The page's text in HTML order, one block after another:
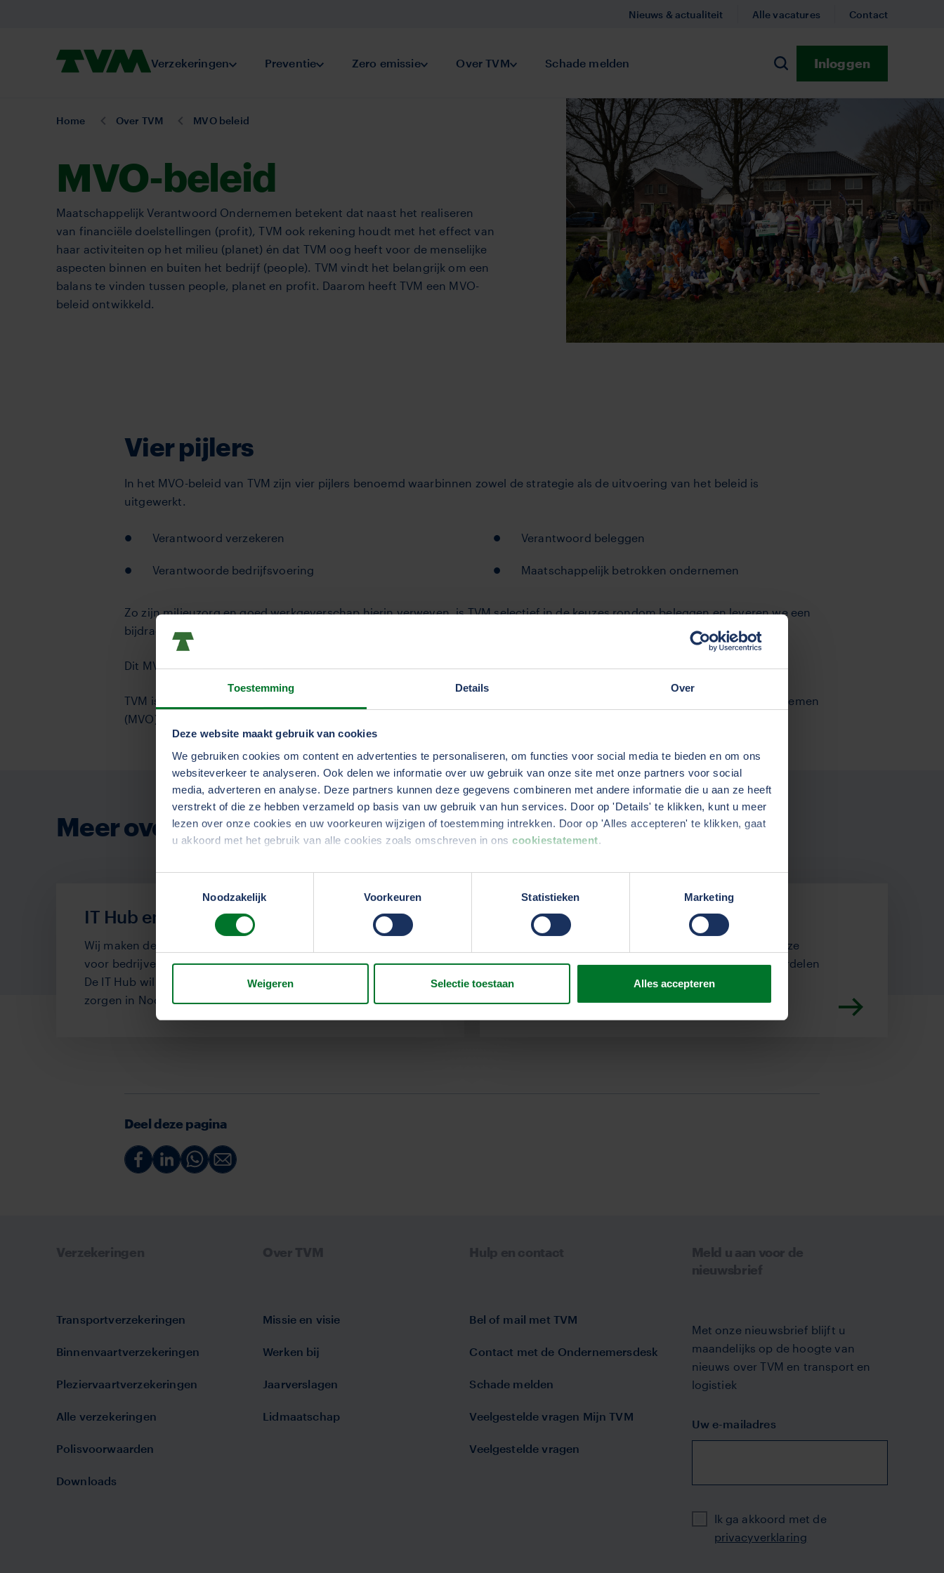
Toestemming Details Over
Deze website maakt gebruik van cookies
We gebruiken cookies om content en advertenties te personaliseren, om functies voor social media te bieden en om ons
websiteverkeer te analyseren. Ook delen we informatie over uw gebruik van onze site met onze partners voor social
media, adverteren en analyse. Deze partners kunnen deze gegevens combineren met andere informatie die u aan ze heeft
verstrekt of die ze hebben verzameld op basis van uw gebruik van hun services. Door op 'Details' te klikken, kunt u meer
lezen over onze cookies en uw voorkeuren wijzigen of toestemming intrekken. Door op 'Alles accepteren' te klikken, gaat
u akkoord met het gebruik van alle cookies zoals omschreven in ons cookiestatement.
We werken samen met die uw gegevens kunnen ontvangen en verwerken.
Noodzakelijk
Voorkeuren Statistieken Marketing
Weigeren Selectie toestaan Alles accepteren
Homepage,
VerzekeringenSubmenu Verzekeringen
PreventieSubmenu Preventie
Zero emissieSubmenu Zero emissie
Over TVMSubmenu Over TVM
Schade melden
Zoeken
Inloggen
Nieuws & actualiteit Alle vacatures Contact
U
Home Over TVM MVO beleid
MVO-beleid
Maatschappelijk Verantwoord Ondernemen betekent dat naast het realiseren
van financiële doelstellingen (profit), TVM ook rekening houdt met het effect van
haar activiteiten op het milieu (planet) én dat TVM oog heeft voor de menselijke
aspecten binnen en buiten het bedrijf (people). TVM vindt het belangrijk om een
balans te vinden tussen people, planet en profit. Daarom heeft TVM een MVO-
beleid ontwikkeld.
Vier pijlers
In het MVO-beleid van TVM zijn vier pijlers benoemd waarbinnen zowel de strategie als de uitvoering van het beleid is
uitgewerkt.
Verantwoord verzekeren Verantwoord beleggen
Verantwoorde bedrijfsvoering Maatschappelijk betrokken ondernemen
Zo zijn milieuzorg en goed werkgeverschap hierin verweven, is TVM selectief in de keuzes rondom beleggen en leveren we een
bijdrage aan verschillende maatschappelijke initiatieven.
Dit MVO-beleid wordt in alle bedrijfsprocessen verankerd en waar mogelijk doorontwikkeld.
TVM is partner van MVO Nederland, de nationale kennis- en netwerkorganisatie voor maatschappelijk verantwoord ondernemen
(MVO). Als coöperatie heeft TVM een lange termijn visie, waarbij duurzaamheid belangrijk is.
Meer over TVM
IT Hub en TVM
Wij maken deel uit van de IT Hub, een IT-innovatieplatform
voor bedrijven, studenten, onderzoekers en overheden.
De IT Hub wil voor versnelling van de digitale transitie
zorgen in Noord Nederland.
Werken bij TVM
Op zoek naar een uitdagende baan bij een ambitieuze
organisatie? Bekijk dan hier de vacatures en de voordelen
van werken bij TVM.
Deel deze pagina
Deel Deel Deel Deel
Transportverzekeringen
Binnenvaartverzekeringen
Pleziervaartverzekeringen
Alle verzekeringen
Polisvoorwaarden
Downloads
Missie en visie
Werken bij
Jaarverslagen
Lidmaatschap
Bel of mail met TVM
Contact met de Ondernemersdesk
Schade melden
Veelgestelde vragen Mijn TVM
Veelgestelde vragen
Meld u aan voor de
nieuwsbrief
Met onze nieuwsbrief blijft u
maandelijks op de hoogte van
nieuws over TVM en transport en
logistiek
Uw e-mailadres
PrivacyIk ga akkoord met de
privacyverklaring